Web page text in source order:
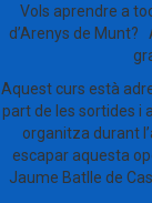
Vols aprendre a
d’Arenys de Munt?
Aquest curs està
part de les sortides i
organitza durant
escapar aquesta
Jaume Batlle de